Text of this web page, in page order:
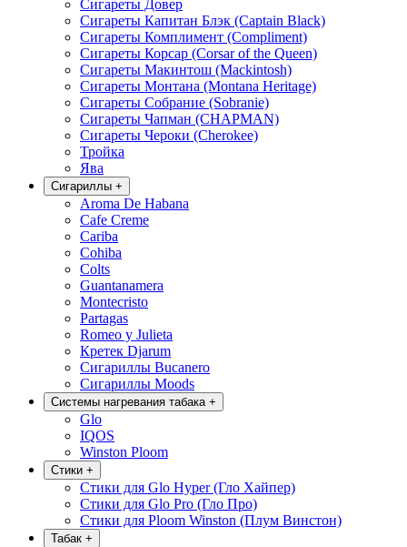
Сигареты Довер
Сигареты Капитан Блэк (Captain Black)
Сигареты Комплимент (Compliment)
Сигареты Корсар (Corsar of the Queen)
Сигареты Макинтош (Mackintosh)
Сигареты Монтана (Montana Heritage)
Сигареты Собрание (Sobranie)
Сигареты Чапман (CHAPMAN)
Сигареты Чероки (Cherokee)
Тройка
Ява
Сигариллы +
Aroma De Habana
Cafe Creme
Cariba
Cohiba
Colts
Guantanamera
Montecristo
Partagas
Romeo y Julieta
Кретек Djarum
Сигариллы Bucanero
Сигариллы Moods
Системы нагревания табака +
Glo
IQOS
Winston Ploom
Стики +
Стики для Glo Hyper (Гло Хайпер)
Стики для Glo Pro (Гло Про)
Стики для Ploom Winston (Плум Винстон)
Табак +